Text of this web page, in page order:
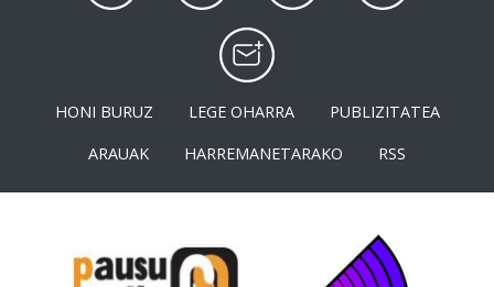
HONI BURUZ LEGE OHARRA
PUBLIZITATEA
ARAUAK
HARREMANETARAKO RSS